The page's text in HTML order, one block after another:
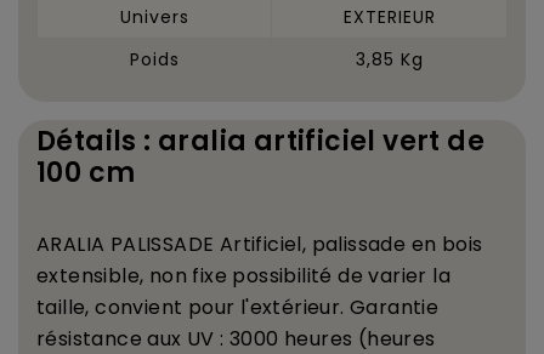
Univers
EXTERIEUR
Poids
3,85 Kg
Détails : aralia artificiel vert de
100 cm
ARALIA PALISSADE Artificiel, palissade en bois
extensible, non fixe possibilité de varier la
taille, convient pour l'extérieur. Garantie
résistance aux UV : 3000 heures (heures